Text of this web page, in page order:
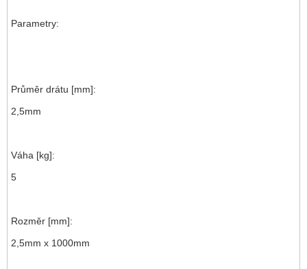
Parametry:
Průměr drátu [mm]:
2,5mm
Váha [kg]:
5
Rozměr [mm]:
2,5mm x 1000mm